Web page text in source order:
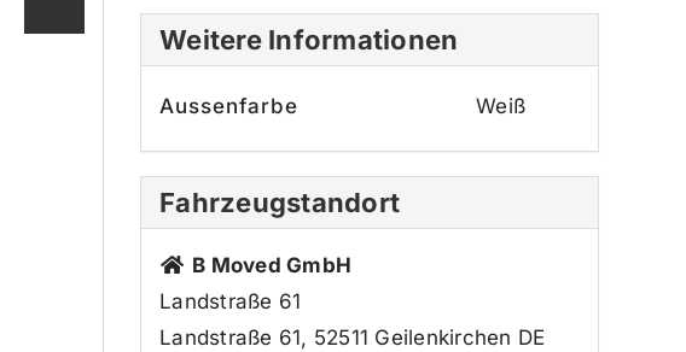
Weitere Informationen
Aussenfarbe Weiß
Fahrzeugstandort
B Moved GmbH
Landstraße 61
Landstraße 61, 52511 Geilenkirchen DE